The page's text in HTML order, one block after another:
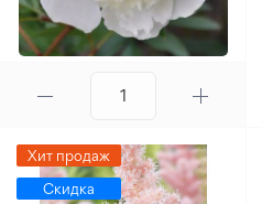
Хит продаж
Скидка